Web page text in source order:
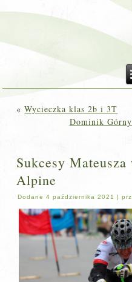
«Wycieczka klas 2b i 3T
Dominik
Sukcesy
Alpine
Dodane 4 października 2021 |